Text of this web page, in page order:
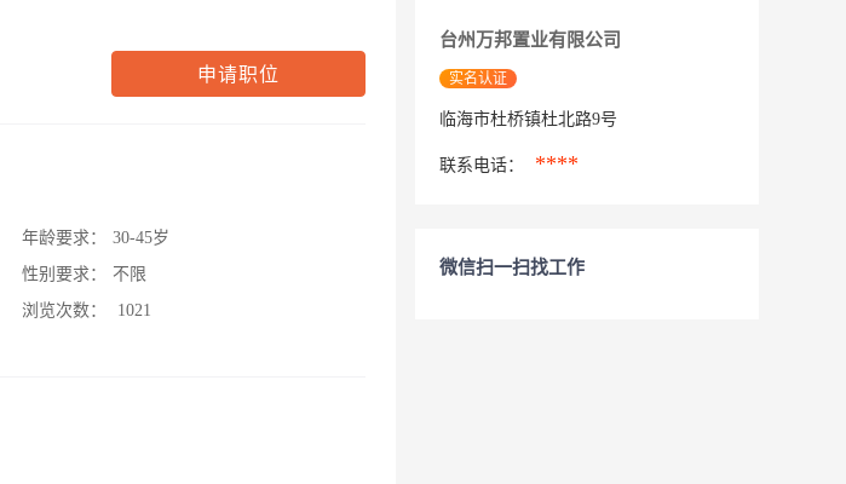
申请职位
年龄要求：
30-45岁
性别要求：
不限
浏览次数：
1021
台州万邦置业有限公司
实名认证
临海市杜桥镇杜北路9号
联系电话： ****
微信扫一扫找工作